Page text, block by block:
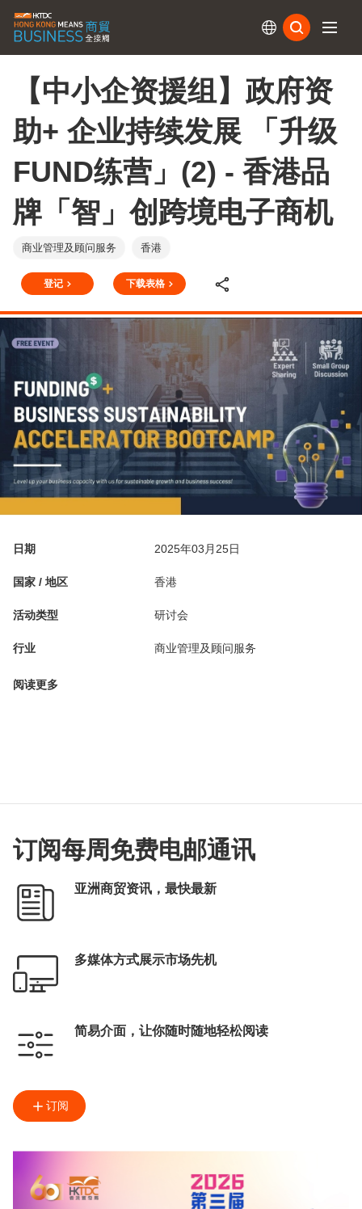
【中小企资援组】政府资
助+ 企业持续发展 「升级
FUND练营」(2) - 香港品
牌「智」创跨境电子商机
商业管理及顾问服务 香港
登记 下载表格
日期 2025年03月25日
国家 / 地区 香港
活动类型 研讨会
行业 商业管理及顾问服务
阅读更多
订阅每周免费电邮通讯
亚洲商贸资讯，最快最新
多媒体方式展示市场先机
简易介面，让你随时随地轻松阅读
订阅